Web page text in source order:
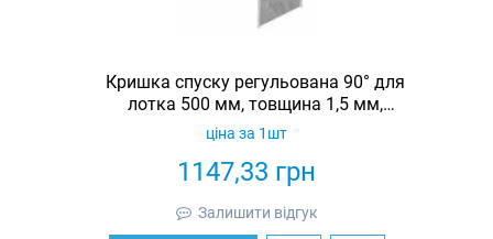
Кришка спуску регульована 90° для
лотка 500 мм, товщина 1,5 мм,
гарячеоцинкована, Eurotray
1147,33 грн
ціна за 1шт
Залишити відгук